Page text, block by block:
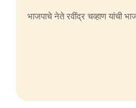
भाजपाचे नेते रवींद्र चव्हाण यांची